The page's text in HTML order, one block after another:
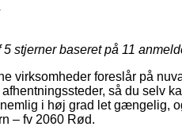
5 stjerner baseret på 11
virksomheder foreslår på
så du selv
i høj grad let gængelig,
– fv 2060 Rød.